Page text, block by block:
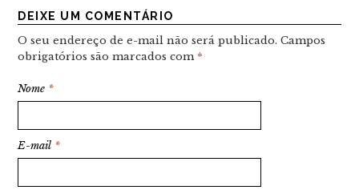
DEIXE UM COMENTÁRIO
O seu endereço de e-mail não será publicado. Campos
obrigatórios são marcados com *
Nome *
E-mail *